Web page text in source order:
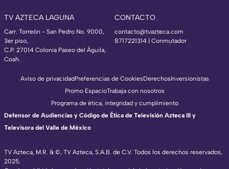
TV AZTECA LAGUNA
Carr. Torreón - San Pedro No. 9000,
3er piso,
C.P. 27014 Colonia Paseo del Águila,
Coah.
CONTACTO
contacto@tvazteca.com
8717221314 | Conmutador
TV Azteca, M.R. & ©, TV Azteca, S.A.B. de C.V. Todos los derechos reservados,
2025.
Aviso de privacidadPreferencias de CookiesDerechosInversionistas
Promo EspacioTrabaja con nosotros
Programa de ética, integridad y cumplimiento
Defensor de Audiencias y Código de Ética de Televisión Azteca III y
Televisora del Valle de México